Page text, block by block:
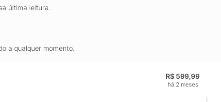
última leitura.
a qualquer momento.
R$ 599,99
há 2 meses